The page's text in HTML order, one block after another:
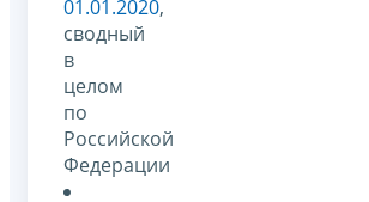
01.01.2020,
сводный
в
целом
по
Российской
Федерации